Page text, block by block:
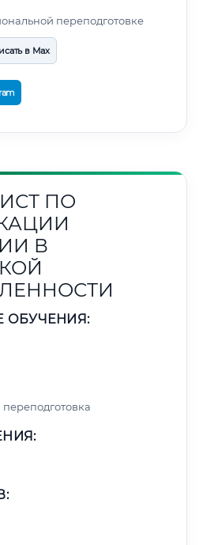
переподготовке
в Max
ПО
В
ОБУЧЕНИЯ: